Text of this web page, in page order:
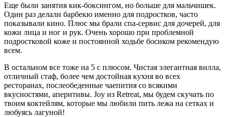
Еще были занятия кик-боксингом, но больше для мальчишек.
Один раз делали барбекю именно для подростков, часто
показывали кино. Плюс мы брали спа-сервис для дочерей, для
кожи лица и ног и рук. Очень хорошо при проблемной
подростковой коже и постоянной ходьбе босиком рекомендую
всем.
В остальном все тоже на 5 с плюсом. Чистая элегантная вилла,
отличный стаф, более чем достойная кухня во всех
ресторанах, послеобеденные чаепития со всякими
вкусностями, аперитивы. Joy из Retreat, мы будем скучать по
твоим коктейлям, которые мы любили пить лежа на сетках и
любуясь лагуной!